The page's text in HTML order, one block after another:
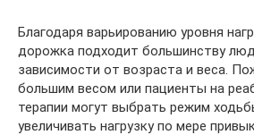
Благодаря варьированию уровня
дорожка подходит большинству
зависимости от возраста и веса.
большим весом или пациенты на
терапии могут выбрать режим
увеличивать нагрузку по мере